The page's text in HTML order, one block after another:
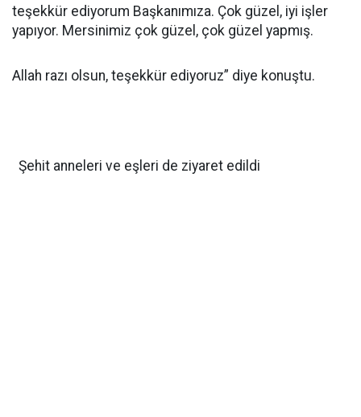
teşekkür ediyorum Başkanımıza. Çok güzel, iyi işler
yapıyor. Mersinimiz çok güzel, çok güzel yapmış.
Allah razı olsun, teşekkür ediyoruz” diye konuştu.
Şehit anneleri ve eşleri de ziyaret edildi